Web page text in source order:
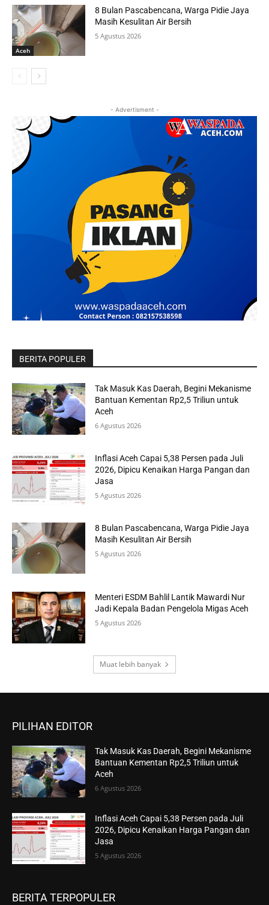
Aceh
8 Bulan Pascabencana, Warga Pidie Jaya
Masih Kesulitan Air Bersih
5 Agustus 2026
- Advertisment -
BERITA POPULER
Tak Masuk Kas Daerah, Begini Mekanisme
Bantuan Kementan Rp2,5 Triliun untuk
Aceh
6 Agustus 2026
Inflasi Aceh Capai 5,38 Persen pada Juli
2026, Dipicu Kenaikan Harga Pangan dan
Jasa
5 Agustus 2026
8 Bulan Pascabencana, Warga Pidie Jaya
Masih Kesulitan Air Bersih
5 Agustus 2026
Menteri ESDM Bahlil Lantik Mawardi Nur
Jadi Kepala Badan Pengelola Migas Aceh
5 Agustus 2026
Muat lebih banyak
PILIHAN EDITOR
Tak Masuk Kas Daerah, Begini Mekanisme
Bantuan Kementan Rp2,5 Triliun untuk
Aceh
6 Agustus 2026
Inflasi Aceh Capai 5,38 Persen pada Juli
2026, Dipicu Kenaikan Harga Pangan dan
Jasa
5 Agustus 2026
BERITA TERPOPULER